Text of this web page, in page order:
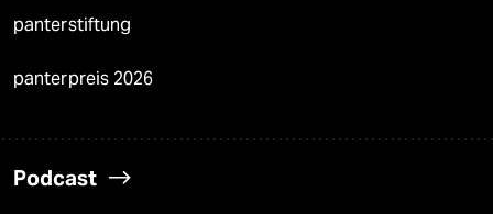
panterstiftung
panterpreis 2026
Podcast